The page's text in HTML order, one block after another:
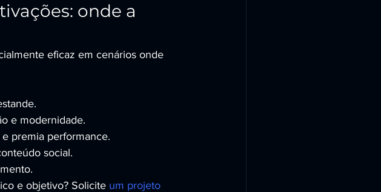
onde a
eficaz em cenários onde
e modernidade.
premia performance.
social.
e objetivo? Solicite um projeto